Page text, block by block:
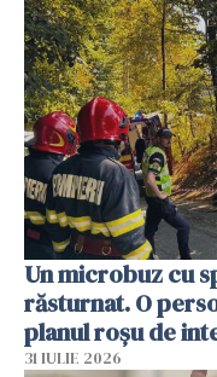
Un microbuz cu
răsturnat. O
planul roșu de
31 IULIE 2026